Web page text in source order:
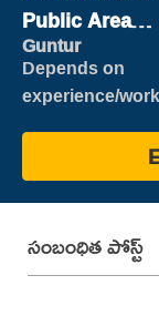
Public Area
Cleaner
Guntur
Depends on
experience/work
సంబంధిత పోస్ట్